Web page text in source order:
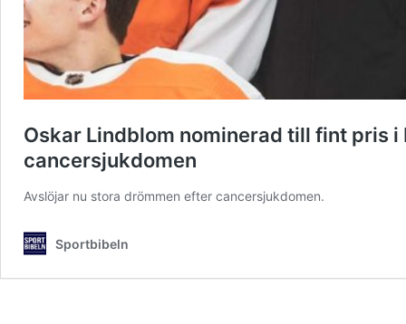
Oskar Lindblom nominerad till fint pris
cancersjukdomen
Avslöjar nu stora drömmen efter cancersjukdomen.
Sportbibeln